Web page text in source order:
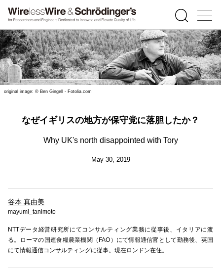
original image: © Ben Gingell - Fotolia.com
なぜイギリスの地方が保守党に落胆したか？
Why UK's north disappointed with Tory
May 30, 2019
谷本 真由美
mayumi_tanimoto
NTTデータ経営研究所にてコンサルティング業務に従事後、イタリアに渡
る。ローマの国連食糧農業機関（FAO）にて情報通信官として勤務後、英国
にて情報通信コンサルティングに従事。現在ロンドン在住。